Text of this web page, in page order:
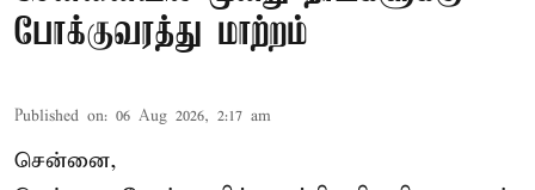
போக்குவரத்து மாற்றம்
Published on: 06 Aug 2026, 2:17 am
சென்னை,